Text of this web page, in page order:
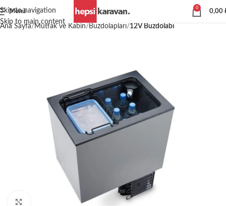
Skip to navigation
Skip to main content
Menü
0
0,00
Ana Sayfa Mutfak ve Kabin Buzdolapları 12V Buzdolabı
Büyütmek için tıklayın